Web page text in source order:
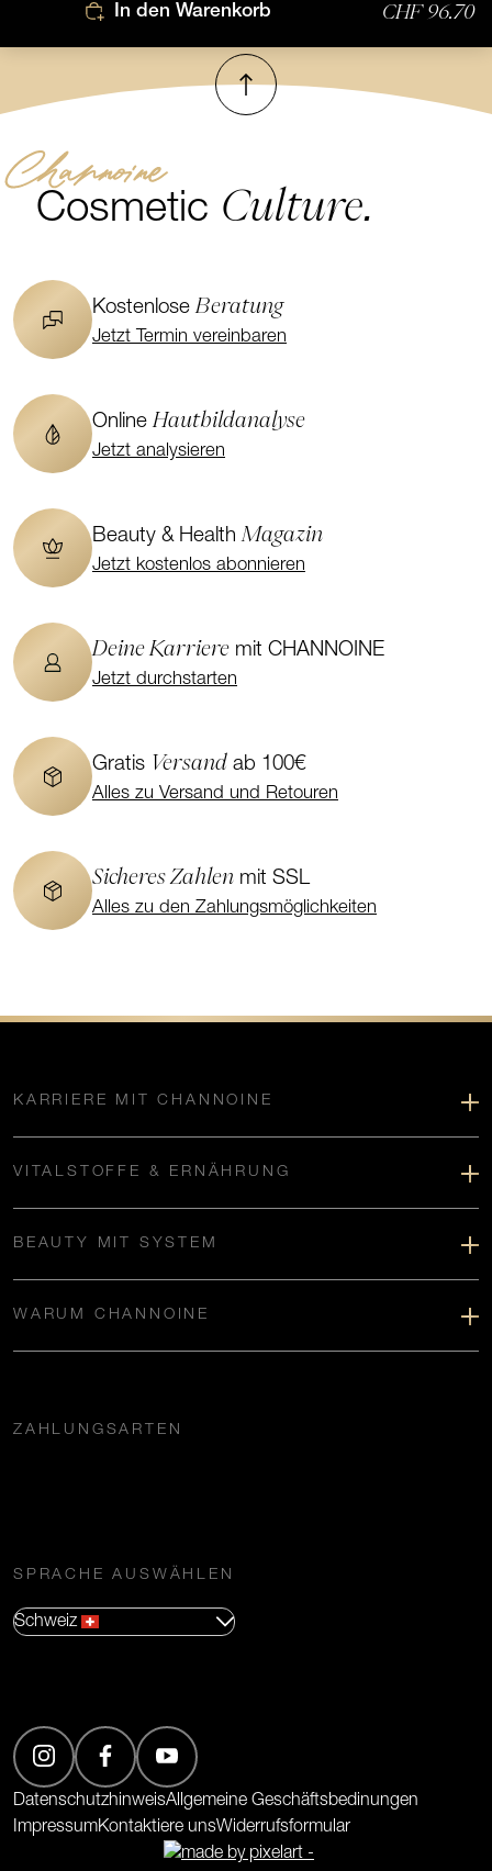
In den Warenkorb CHF 96.70
Nach oben
Channoine
Cosmetic Culture.
KostenloseBeratung
Jetzt Termin vereinbaren
OnlineHautbildanalyse
Jetzt analysieren
Beauty & HealthMagazin
Jetzt kostenlos abonnieren
Deine Karriere mit CHANNOINE
Jetzt durchstarten
Gratis Versand ab 100€
Alles zu Versand und Retouren
Sicheres Zahlen mit SSL
Alles zu den Zahlungsmöglichkeiten
KARRIERE MIT CHANNOINE
VITALSTOFFE & ERNÄHRUNG
BEAUTY MIT SYSTEM
WARUM CHANNOINE
ZAHLUNGSARTEN
SPRACHE AUSWÄHLEN
Schweiz
DatenschutzhinweisAllgemeine Geschäftsbedinungen
ImpressumKontaktiere unsWiderrufsformular
(Öffnet in neuem Tab)
(Öffnet in neuem Tab)
(Öffnet in neuem Tab)